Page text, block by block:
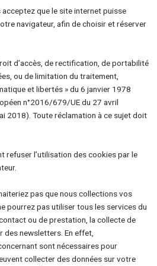
acceptez que le site internet puisse
navigateur, afin de choisir et réserver
d’accès, de rectification, de portabilité
ou de limitation du traitement,
et libertés »du 6 janvier 1978
n°2016/679/UE du 27 avril
2018). Toute réclamation à ce sujet doit
refuser l’utilisation des cookies par le
pas que nous collections vos
pourrez pas utiliser tous les services du
ou deprestation, la collecte de
des newsletters. En effet,
sont nécessaires pour
collecter des données sur votre